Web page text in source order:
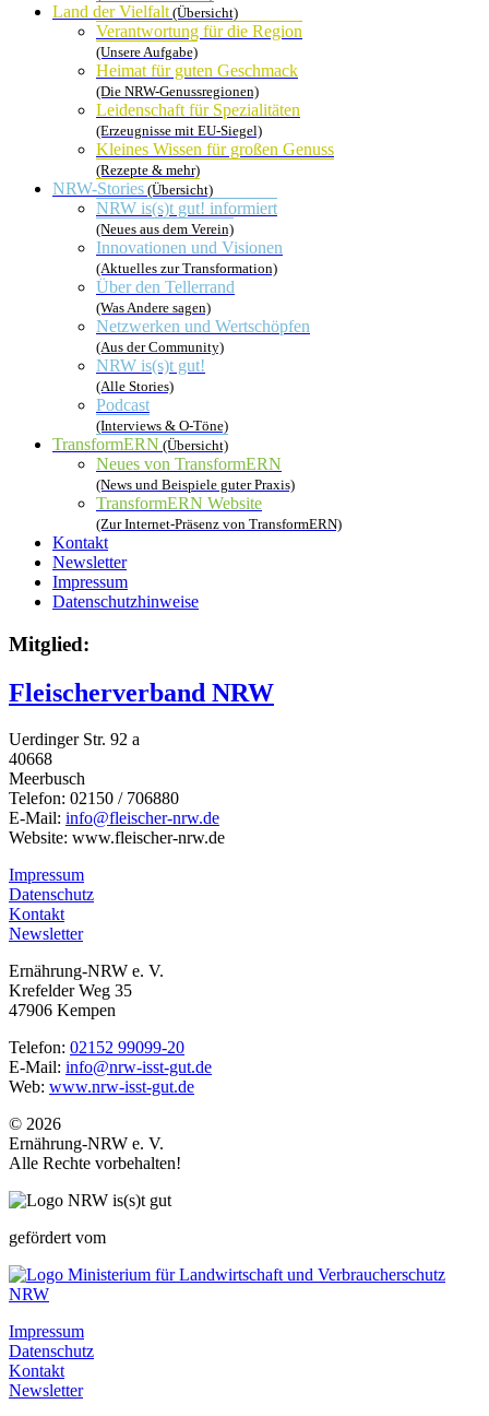
Land der Vielfalt(Übersicht)
Verantwortung für die Region
(Unsere Aufgabe)
Heimat für guten Geschmack
(Die NRW-Genussregionen)
Leidenschaft für Spezialitäten
(Erzeugnisse mit EU-Siegel)
Kleines Wissen für großen Genuss
(Rezepte & mehr)
NRW-Stories (Übersicht)
NRW is(s)t gut! informiert
(Neues aus dem Verein)
Innovationen und Visionen
(Aktuelles zur Transformation)
Über den Tellerrand
(Was Andere sagen)
Netzwerken und Wertschöpfen
(Aus der Community)
NRW is(s)t gut!
(Alle Stories)
Podcast
(Interviews & O-Töne)
TransformERN (Übersicht)
Neues von TransformERN
(News und Beispiele guter Praxis)
TransformERN Website
(Zur Internet-Präsenz von TransformERN)
Kontakt
Newsletter
Impressum
Datenschutzhinweise
Mitglied:
Fleischerverband NRW
Uerdinger Str. 92 a
40668
Meerbusch
Telefon: 02150 / 706880
E-Mail: info@fleischer-nrw.de
Website: www.fleischer-nrw.de
Impressum
Datenschutz
Kontakt
Newsletter
Ernährung-NRW e. V.
Krefelder Weg 35
47906 Kempen
Telefon: 02152 99099-20
E-Mail: info@nrw-isst-gut.de
Web: www.nrw-isst-gut.de
© 2026
Ernährung-NRW e. V.
Alle Rechte vorbehalten!
gefördert vom
Impressum
Datenschutz
Kontakt
Newsletter